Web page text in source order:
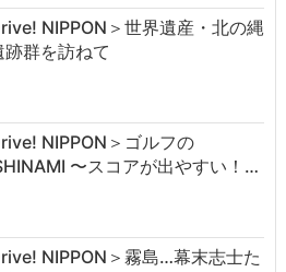
NIPPON＞世界遺産・北の縄
跡群を訪ねて
NIPPON＞ゴルフの
〜スコアが出やすい！…
NIPPON＞霧島…幕末志士た